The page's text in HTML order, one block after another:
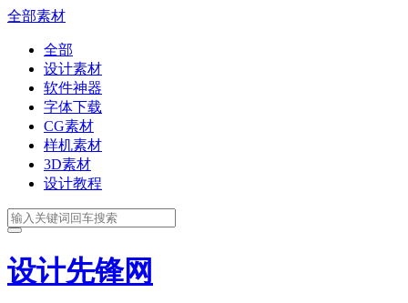
全部素材
全部
设计素材
软件神器
字体下载
CG素材
样机素材
3D素材
设计教程
设计先锋网